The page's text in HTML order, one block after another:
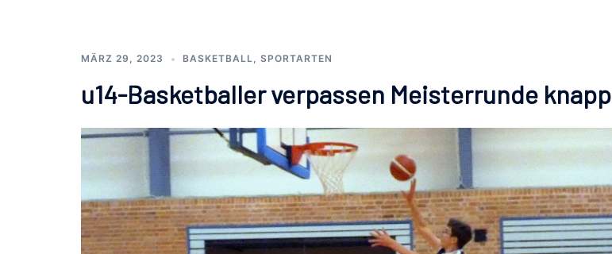
MÄRZ 29, 2023 BASKETBALL SPORTARTEN
u14-Basketballer verpassen Meisterrunde knapp